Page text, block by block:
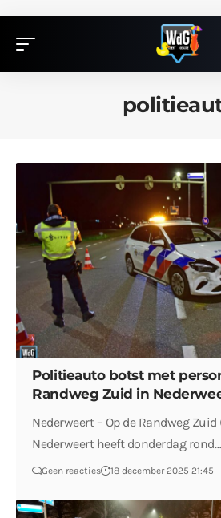
Politieauto botst met
Randweg Zuid in
Nederweert – Op de Randweg
Nederweert heeft donderdag rond…
Geen reacties 18 december 2025 21:45